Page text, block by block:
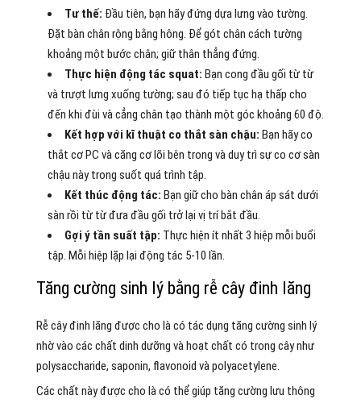
Tư thế: Đầu tiên, bạn hãy đứng dựa lưng vào tường.
Đặt bàn chân rộng bằng hông. Để gót chân cách tường
khoảng một bước chân; giữ thân thẳng đứng.
Thực hiện động tác squat: Bạn cong đầu gối từ từ
và trượt lưng xuống tường; sau đó tiếp tục hạ thấp cho
đến khi đùi và cẳng chân tạo thành một góc khoảng 60 độ.
Kết hợp với kĩ thuật co thắt sàn chậu: Bạn hãy co
thắt cơ PC và căng cơ lõi bên trong và duy trì sự co cơ sàn
chậu này trong suốt quá trình tập.
Kết thúc động tác: Bạn giữ cho bàn chân áp sát dưới
sàn rồi từ từ đưa đầu gối trở lại vị trí bắt đầu.
Gợi ý tần suất tập: Thực hiện ít nhất 3 hiệp mỗi buổi
tập. Mỗi hiệp lặp lại động tác 5-10 lần.
Tăng cường sinh lý bằng rễ cây đinh lăng
Rễ cây đinh lăng được cho là có tác dụng tăng cường sinh lý
nhờ vào các chất dinh dưỡng và hoạt chất có trong cây như
polysaccharide, saponin, flavonoid và polyacetylene.
Các chất này được cho là có thể giúp tăng cường lưu thông